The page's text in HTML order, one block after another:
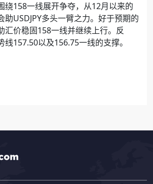
绕158一线展开争夺，从12月以来的
助USDJPY多头一臂之力。好于预期的
汇价稳固158一线并继续上行。反
线157.50以及156.75一线的支撑。